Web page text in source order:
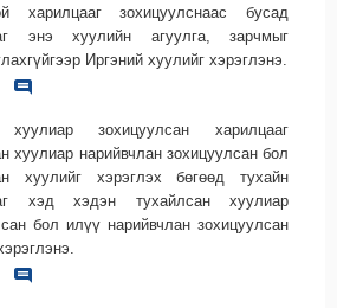
харилцааг зохицуулснаас бусад
энэ хуулийн агуулга, зарчмыг
Иргэний хуулийг хэрэглэнэ.
зохицуулсан харилцааг
хуулиар нарийвчлан зохицуулсан бол
хуулийг хэрэглэх бөгөөд тухайн
хэд хэдэн тухайлсан хуулиар
бол илүү нарийвчлан зохицуулсан